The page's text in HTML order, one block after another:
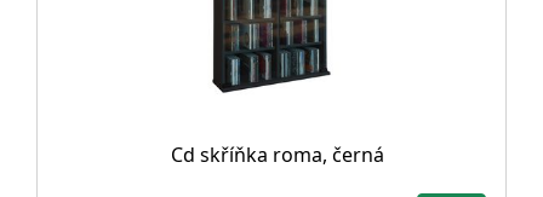
Cd skříňka roma, černá